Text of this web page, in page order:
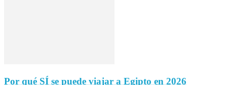
Por qué SÍ se puede viajar a Egipto en 2026